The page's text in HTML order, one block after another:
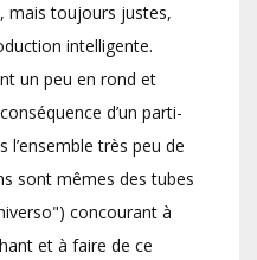
mais toujours justes,
intelligente.
un peu en rond et
d’un parti-
très peu de
sont mêmes des tubes
concourant à
et à faire de ce